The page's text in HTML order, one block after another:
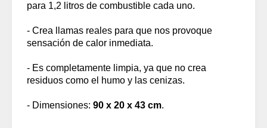
para 1,2 litros de combustible cada uno.
- Crea llamas reales para que nos provoque
sensación de calor inmediata.
- Es completamente limpia, ya que no crea
residuos como el humo y las cenizas.
- Dimensiones: 90 x 20 x 43 cm.